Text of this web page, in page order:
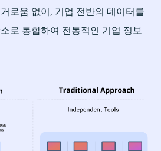
로움 없이, 기업 전반의 데이터를
로 통합하여 전통적인 기업 정보